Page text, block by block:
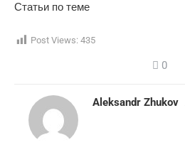
Статьи по теме
Post Views: 435
0
Aleksandr Zhukov